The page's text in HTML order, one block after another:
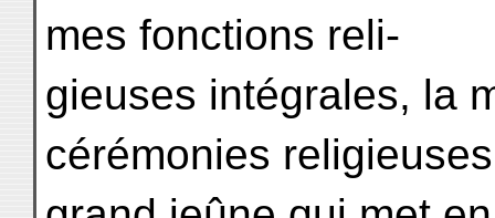
mes fonctions reli-
gieuses intégrales, la
cérémonies